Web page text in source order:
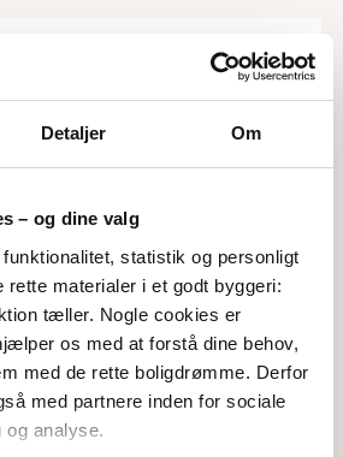
Detaljer Om
– og dine valg
statistik og personligt
rette materialer i et godt byggeri:
tæller. Nogle cookies er
os med at forstå dine behov,
med de rette boligdrømme. Derfor
med partnere inden for sociale
og analyse.
at se åbningstider
at se åbningstider